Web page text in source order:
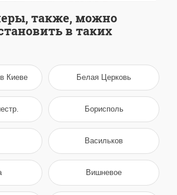
также, можно
в таких
Киеве Белая Церковь
Борисполь
Васильков
Вишневое